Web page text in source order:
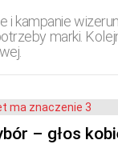
kampanie
marki.
200
– głos